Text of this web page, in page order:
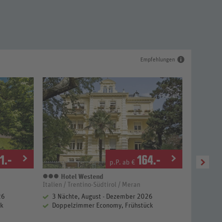
Empfehlungen
.- p.P. ab € 164.-
3 Sterne
Hotel Westend
Italien / Trentino-Südtirol / Meran
3 Nächte, August - Dezember 2026
Doppelzimmer Economy, Frühstück